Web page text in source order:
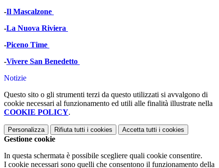
-Il Mascalzone
-La Nuova Riviera
-Piceno Time
-Vivere San Benedetto
Notizie
Questo sito o gli strumenti terzi da questo utilizzati si avvalgono di
cookie necessari al funzionamento ed utili alle finalità illustrate nella
COOKIE POLICY.
Personalizza Rifiuta tutti i cookies Accetta tutti i cookies
Gestione cookie
In questa schermata è possibile scegliere quali cookie consentire.
I cookie necessari sono quelli che consentono il funzionamento della